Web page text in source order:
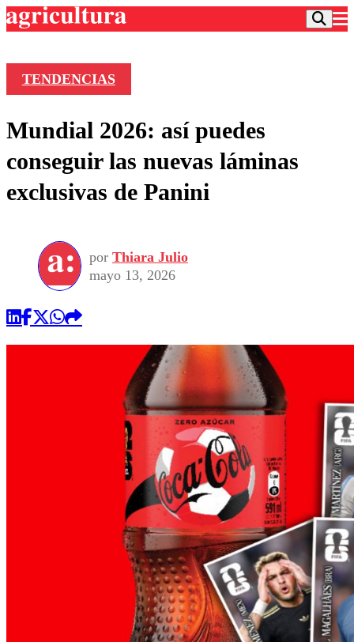
Frecuencias
Agricultura TV
Deportes
Colo Colo
Seleccion Chilena
Torneo Internacional
Universidad de Chile
Entretención
Economía
Internacional
Sustentabilidad
Publicaciones en medios
Opinión
TENDENCIAS
Mundial 2026: así puedes
conseguir las nuevas láminas
exclusivas de Panini
por Thiara Julio
mayo 13, 2026